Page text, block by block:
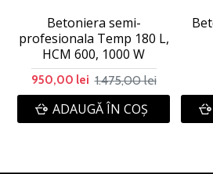
Betoniera semi-
profesionala Temp 180 L,
HCM 600, 1000 W
950,00 lei 1.475,00 lei
ADAUGĂ ÎN COŞ